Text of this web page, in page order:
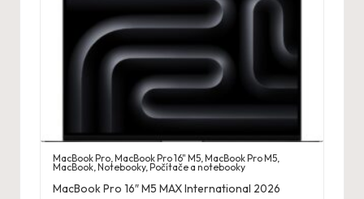
MacBook Pro,MacBook Pro 16" M5,MacBook Pro M5,
MacBook,Notebooky,Počítače a notebooky
MacBook Pro 16″ M5 MAX International 2026